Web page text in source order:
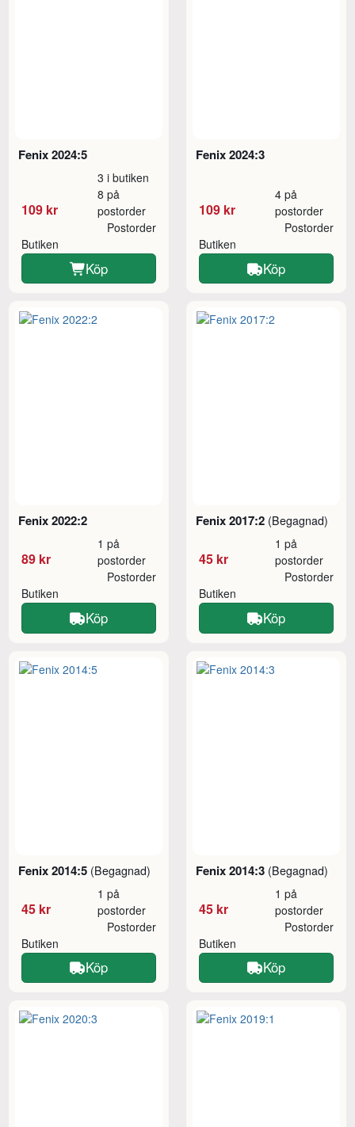
Fenix 2024:5
109 kr
3 i butiken
8 på
postorder
Butiken
Postorder
Köp
Fenix 2024:3
109 kr
4 på
postorder
Butiken
Postorder
Köp
Fenix 2022:2
89 kr
1 på
postorder
Butiken
Postorder
Köp
Fenix 2017:2 (Begagnad)
45 kr
1 på
postorder
Butiken
Postorder
Köp
Fenix 2014:5 (Begagnad)
45 kr
1 på
postorder
Butiken
Postorder
Köp
Fenix 2014:3 (Begagnad)
45 kr
1 på
postorder
Butiken
Postorder
Köp